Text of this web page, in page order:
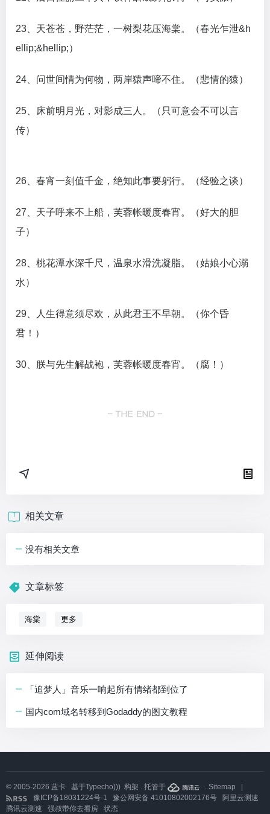
23、天苍苍，野茫茫，一树梨花压海棠。（春光乍泄&h
ellip;&hellip;）
24、问世间情为何物，两岸猿声啼不住。（悲情的猿）
25、床前明月光，对影成三人。（只可意会不可以言
传）
26、春宵一刻值千金，绝知此事要躬行。（经验之谈）
27、天子呼来不上船，芙蓉帐暖度春宵。（好大的胆
子）
28、桃花潭水深千尺，温泉水滑洗凝脂。（姑娘小心溺
水）
29、人生得意须尽欢，从此君王不早朝。（你个昏
君！）
30、朕与先生解战袍，芙蓉帐暖度春宵。（腐！）
相关文章
没有相关文章
文章标签
海棠 更多
延伸阅读
「追梦人」音乐一响起所有情绪都到位了
国内com域名转移到Godaddy的图文教程
© 2005-2026 蓝卡 基于Typecho))) 构架 . 托管于 Sitemap
|
豫ICP备18031224号-1
豫公网安备 41010802002176号
阿里云测速
腾讯云测速
强叔带你去看房 状态